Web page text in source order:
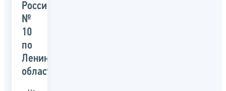
России
№
10
по
Ленинградской
области